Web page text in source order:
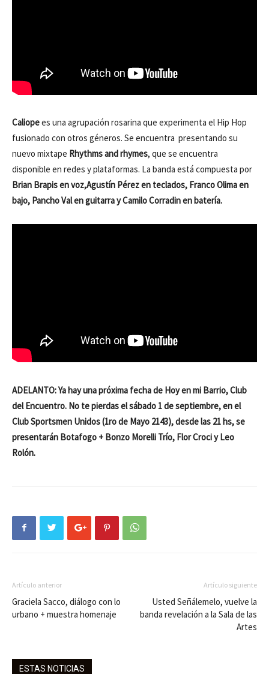
Caliopees una agrupación rosarina que experimenta el Hip Hop
fusionado con otros géneros. Se encuentra presentando su
nuevo mixtape Rhythms and rhymes, que se encuentra
disponible en redes y plataformas. La banda está compuesta por
Brian Brapis en voz,Agustín Pérez en teclados, Franco Olima en
bajo, Pancho Val en guitarra y Camilo Corradin en batería.
ADELANTO: Ya hay una próxima fecha de Hoy en mi Barrio, Club
del Encuentro. No te pierdas el sábado 1 de septiembre, en el
Club Sportsmen Unidos (1ro de Mayo 2143), desde las 21 hs, se
presentarán Botafogo + Bonzo Morelli Trío, Flor Croci y Leo
Rolón.
Artículo anterior
Graciela Sacco, diálogo con lo
urbano + muestra homenaje
Artículo siguiente
Usted Señálemelo, vuelve la
banda revelación a la Sala de las
Artes
ESTAS NOTICIAS